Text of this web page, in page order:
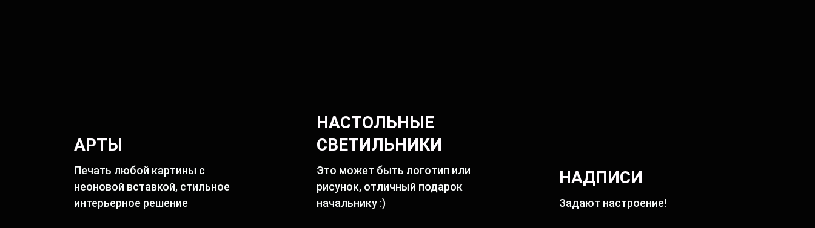
АРТЫ
Печать любой картины с
неоновой вставкой, стильное
интерьерное решение
НАСТОЛЬНЫЕ
СВЕТИЛЬНИКИ
Это может быть логотип или
рисунок, отличный подарок
начальнику :)
НАДПИСИ
Задают настроение!